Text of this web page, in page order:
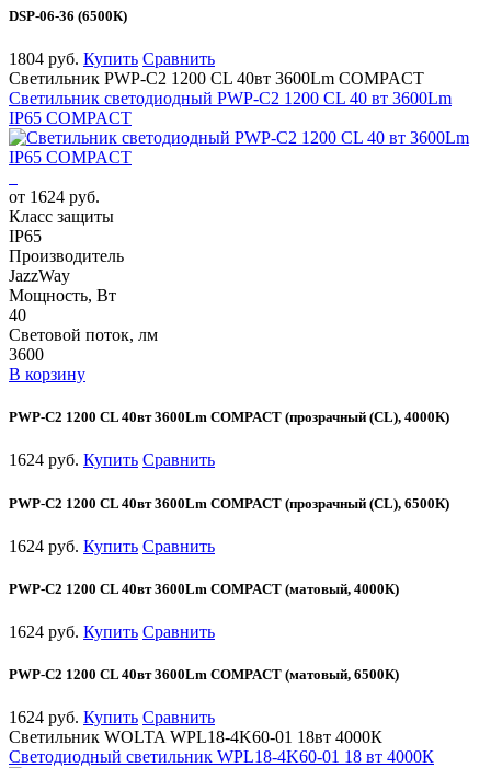
DSP-06-36 (6500К)
1804 руб. Купить Сравнить
Светильник PWP-С2 1200 CL 40вт 3600Lm COMPACT
Светильник светодиодный PWP-С2 1200 CL 40 вт 3600Lm
IP65 COMPACT
от 1624 руб.
Класс защиты
IP65
Производитель
JazzWay
Мощность, Вт
40
Световой поток, лм
3600
В корзину
PWP-С2 1200 CL 40вт 3600Lm COMPACT (прозрачный (CL), 4000К)
1624 руб. Купить Сравнить
PWP-С2 1200 CL 40вт 3600Lm COMPACT (прозрачный (CL), 6500К)
1624 руб. Купить Сравнить
PWP-С2 1200 CL 40вт 3600Lm COMPACT (матовый, 4000К)
1624 руб. Купить Сравнить
PWP-С2 1200 CL 40вт 3600Lm COMPACT (матовый, 6500К)
1624 руб. Купить Сравнить
Светильник WOLTA WPL18-4K60-01 18вт 4000К
Светодиодный светильник WPL18-4K60-01 18 вт 4000К